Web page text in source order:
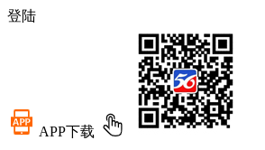
登陆
APP下载